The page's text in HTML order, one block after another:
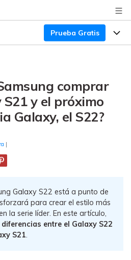
Prueba Gratis
de WhatsApp
datos de WhatsApp de
copias de seguridad de
y más apps sociales.
y Restauración
y restaura copias de
de más de 18 tipos de
incluyendo los datos de
Descargar
comprar
y el próximo
Galaxy, el S22?
|
Galaxy S22 está a punto de
para crear el estilo más
la serie líder. En este artículo,
entre el Galaxy S22
S21.